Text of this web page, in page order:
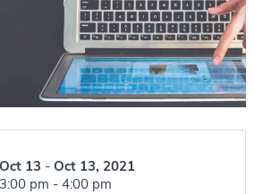
Date:
Oct 13 -Oct 13, 2021
Time:
3:00 pm -4:00 pm